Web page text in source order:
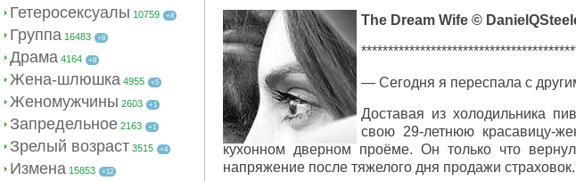
Гетеросексуалы 10759 +8
Группа 16483 +8
Драма 4164 +8
Жена-шлюшка 4955 +5
Женомужчины 2603 +1
Запредельное 2163 +1
Зрелый возраст 3515 +4
Измена 15853 +12
The Dream Wife ©
— Сегодня я переспала с
Доставая из холодильника
свою 29-летнюю красавицу-
кухонном дверном проёме. Он только что
напряжение после тяжелого дня продажи страховок.